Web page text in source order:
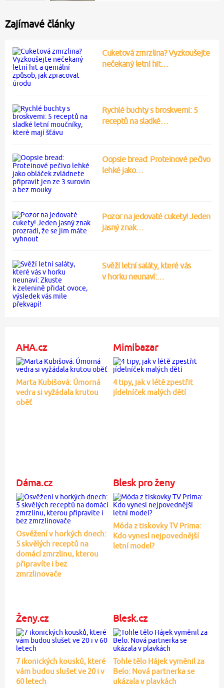
Zajímavé články
Cuketová zmrzlina? Vyzkoušejte
nečekaný letní hit…
Rychlé buchty s broskvemi: 5
receptů na sladké…
Oopsie bread: Proteinové pečivo
lehké jako…
Pozor na jedovaté cukety! Jeden
jasný znak…
Svěží letní saláty, které vás
v horku neunaví:…
AHA.cz
Marta Kubišová: Úmorná
vedra si vyžádala krutou
oběť
Mimibazar
4 tipy, jak v létě zpestřit
jídelníček malých dětí
Dáma.cz
Osvěžení v horkých dnech:
5 skvělých receptů na
domácí zmrzlinu, kterou
připravíte i bez
zmrzlinovače
Blesk pro ženy
Móda z tiskovky TV Prima:
Kdo vynesl nejpovednější
letní model?
Ženy.cz
7 ikonických kousků, které
vám budou slušet ve 20 i v
60 letech
Blesk.cz
Tohle tělo Hájek vyměnil za
Belo: Nová partnerka se
ukázala v plavkách